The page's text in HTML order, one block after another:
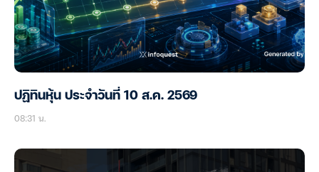
ปฏิทินหุ้น ประจำวันที่ 10 ส.ค. 2569
08:31 น.